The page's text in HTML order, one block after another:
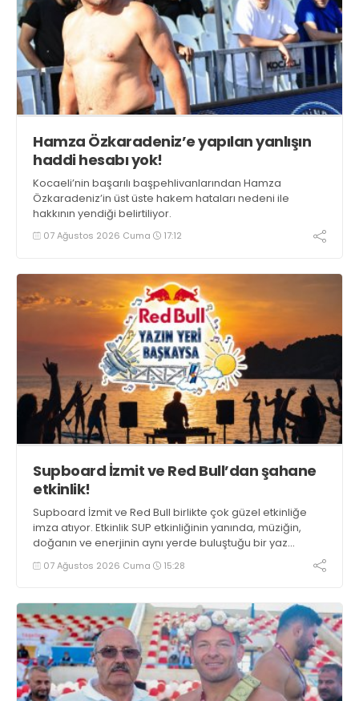
Hamza Özkaradeniz’e yapılan yanlışın
haddi hesabı yok!
Kocaeli’nin başarılı başpehlivanlarından Hamza
Özkaradeniz’in üst üste hakem hataları nedeni ile
hakkının yendiği belirtiliyor.
07 Ağustos 2026 Cuma 17:12
Supboard İzmit ve Red Bull’dan şahane
etkinlik!
Supboard İzmit ve Red Bull birlikte çok güzel etkinliğe
imza atıyor. Etkinlik SUP etkinliğinin yanında, müziğin,
doğanın ve enerjinin aynı yerde buluştuğu bir yaz
deneyimini de buluşturuyor.
07 Ağustos 2026 Cuma 15:28